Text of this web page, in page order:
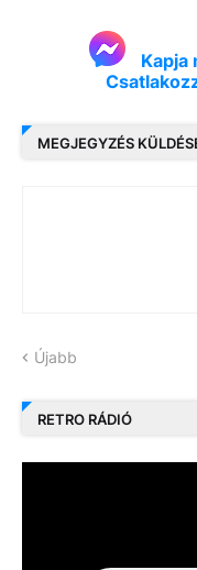
Kapja
MEGJEGYZÉS
Újabb
RETRO RÁDIÓ